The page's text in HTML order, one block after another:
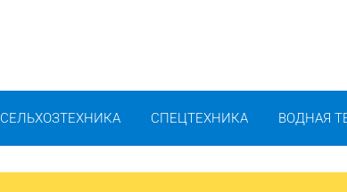
СЕЛЬХОЗТЕХНИКА СПЕЦТЕХНИКА ВОДНАЯ